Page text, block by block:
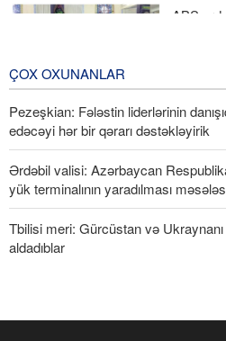
ABŞ
ÇOX OXUNANLAR
Pezeşkian: Fələstin liderlərinin
edəcəyi hər bir qərarı dəstəkləyirik
Ərdəbil valisi: Azərbaycan
yük terminalının yaradılması
Tbilisi meri: Gürcüstan və
aldadıblar